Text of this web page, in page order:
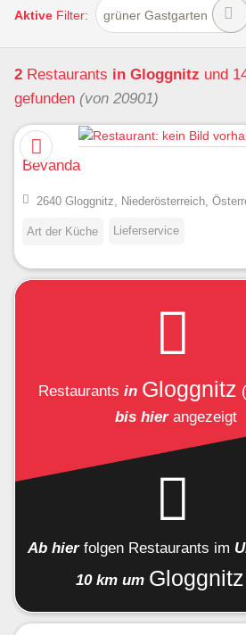
Hunde erlaubt Kapazität
Aktive Filter: grüner Gastgarten
2 Restaurants in Gloggnitz und
gefunden (von 20901)
Bevanda
2640 Gloggnitz, Niederösterreich,
Art der Küche Lieferservice
Restaurants in Gloggnitz
bis hierangezeigt
Ab hier folgen Restaurants im
10 km um Gloggnitz